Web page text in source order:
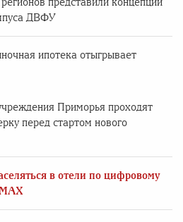
ДВФУ
ипотека отыгрывает
Приморья проходят
перед стартом нового
в отели по цифровому